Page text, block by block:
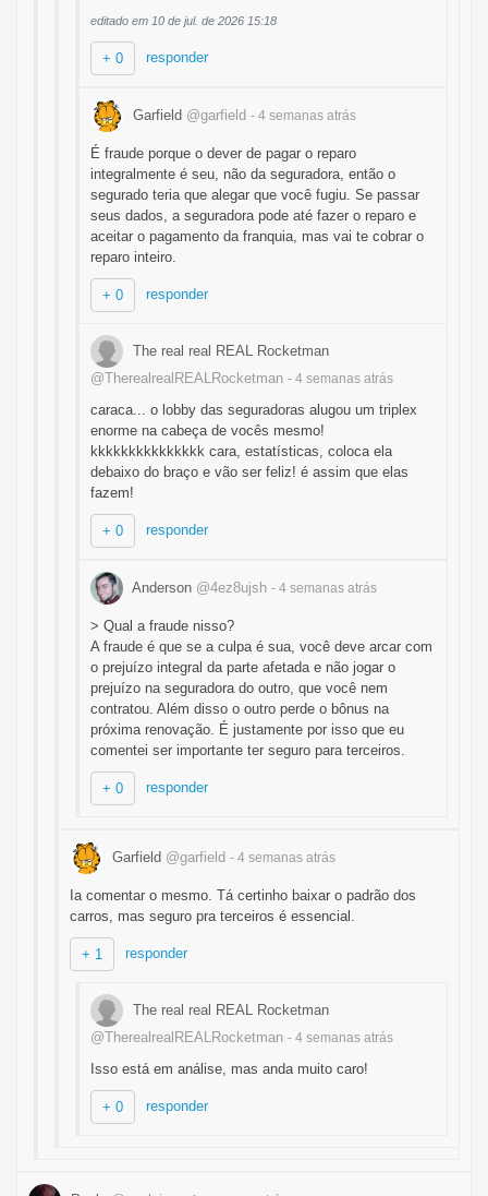
editado em 10 de jul. de 2026 15:18
+ 0 responder
Garfield @garfield - 4 semanas atrás
É fraude porque o dever de pagar o reparo
integralmente é seu, não da seguradora, então o
segurado teria que alegar que você fugiu. Se passar
seus dados, a seguradora pode até fazer o reparo e
aceitar o pagamento da franquia, mas vai te cobrar o
reparo inteiro.
+ 0 responder
The real real REAL Rocketman
@TherealrealREALRocketman - 4 semanas atrás
caraca... o lobby das seguradoras alugou um triplex
enorme na cabeça de vocês mesmo!
kkkkkkkkkkkkkkk cara, estatísticas, coloca ela
debaixo do braço e vão ser feliz! é assim que elas
fazem!
+ 0 responder
Anderson @4ez8ujsh - 4 semanas atrás
> Qual a fraude nisso?
A fraude é que se a culpa é sua, você deve arcar com
o prejuízo integral da parte afetada e não jogar o
prejuízo na seguradora do outro, que você nem
contratou. Além disso o outro perde o bônus na
próxima renovação. É justamente por isso que eu
comentei ser importante ter seguro para terceiros.
+ 0 responder
Garfield @garfield - 4 semanas atrás
Ia comentar o mesmo. Tá certinho baixar o padrão dos
carros, mas seguro pra terceiros é essencial.
+ 1 responder
The real real REAL Rocketman
@TherealrealREALRocketman - 4 semanas atrás
Isso está em análise, mas anda muito caro!
+ 0 responder